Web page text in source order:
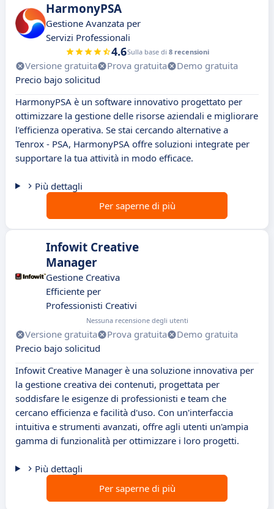
HarmonyPSA
Gestione Avanzata per
Servizi Professionali
4.6Sulla base di 8 recensioni
Versione gratuita Prova gratuita
Demo gratuita
Precio bajo solicitud
HarmonyPSA è un software innovativo progettato per
ottimizzare la gestione delle risorse aziendali e migliorare
l'efficienza operativa. Se stai cercando alternative a
Tenrox - PSA, HarmonyPSA offre soluzioni integrate per
supportare la tua attività in modo efficace.
Più dettagli
Per saperne di più
Infowit Creative
Manager
Gestione Creativa
Efficiente per
Professionisti Creativi
Nessuna recensione degli utenti
Versione gratuita Prova gratuita
Demo gratuita
Precio bajo solicitud
Infowit Creative Manager è una soluzione innovativa per
la gestione creativa dei contenuti, progettata per
soddisfare le esigenze di professionisti e team che
cercano efficienza e facilità d'uso. Con un'interfaccia
intuitiva e strumenti avanzati, offre agli utenti un'ampia
gamma di funzionalità per ottimizzare i loro progetti.
Più dettagli
Per saperne di più